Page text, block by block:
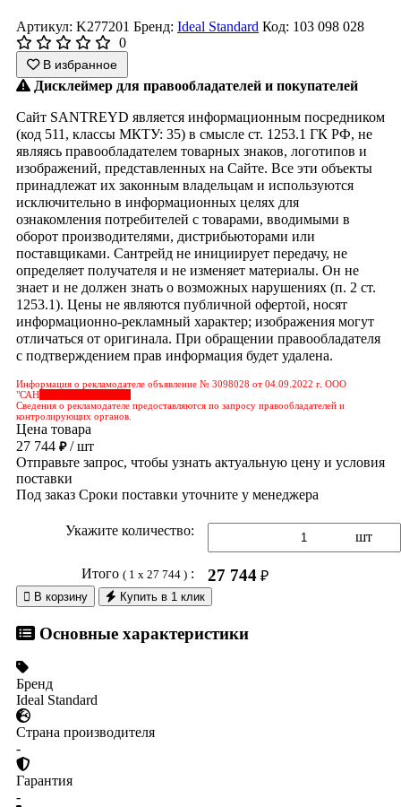
Артикул: K277201 Бренд: Ideal Standard Код: 103 098 028
0
В избранное
Дисклеймер для правообладателей и покупателей
Сайт SANTREYD является информационным посредником
(код 511, классы МКТУ: 35) в смысле ст. 1253.1 ГК РФ, не
являясь правообладателем товарных знаков, логотипов и
изображений, представленных на Сайте. Все эти объекты
принадлежат их законным владельцам и используются
исключительно в информационных целях для
ознакомления потребителей с товарами, вводимыми в
оборот производителями, дистрибьюторами или
поставщиками. Сантрейд не инициирует передачу, не
определяет получателя и не изменяет материалы. Он не
знает и не должен знать о возможных нарушениях (п. 2 ст.
1253.1). Цены не являются публичной офертой, носят
информационно-рекламный характер; изображения могут
отличаться от оригинала. При обращении правообладателя
с подтверждением прав информация будет удалена.
Информация о рекламодателе объявление № 3098028 от 04.09.2022 г. ООО
"САН
Сведения о рекламодателе предоставляются по запросу правообладателей и
контролирующих органов.
Цена товара
27 744 ₽/ шт
Отправьте запрос, чтобы узнать актуальную цену и условия
поставки
Под заказ Сроки поставки уточните у менеджера
Укажите количество: шт
Итого ( 1 x 27 744 ): 27 744₽
 В корзину Купить в 1 клик
Основные характеристики
Бренд
Ideal Standard
Страна производителя
-
Гарантия
-